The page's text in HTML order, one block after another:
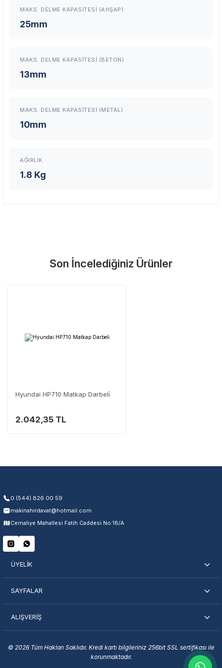
Marka Seç
Servis Portalı →
MAKS. DELME KAPASITESI (AHŞAP)
25mm
MAKS. DELME KAPASITESI (BETON)
13mm
MAKS. DELME KAPASITESI (METAL)
10mm
AĞIRLIK
1.8 Kg
Son İncelediğiniz Ürünler
Hyundai HP710 Matkap Darbeli̇
2.042,35 TL
0 (544) 826 00 59
makinahirdavat@hotmail.com
Cemaliye Mahallesi Fatih Caddesi No:18/A
ÜYELİK
SAYFALAR
ALIŞVERİŞ
© 2026 Tüm Hakları Saklıdır. Kredi kartı bilgileriniz 256bit SSL sertifikası ile
korunmaktadır.